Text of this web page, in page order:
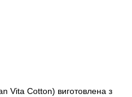
Vita Cotton) виготовлена з